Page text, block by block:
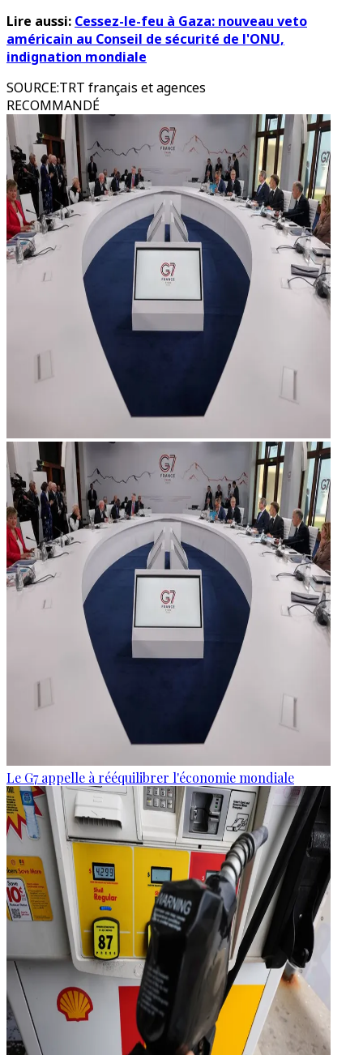
Lire aussi: Cessez-le-feu à Gaza: nouveau veto
américain au Conseil de sécurité de l'ONU,
indignation mondiale
SOURCE:TRT français et agences
RECOMMANDÉ
Le G7 appelle à rééquilibrer l'économie mondiale